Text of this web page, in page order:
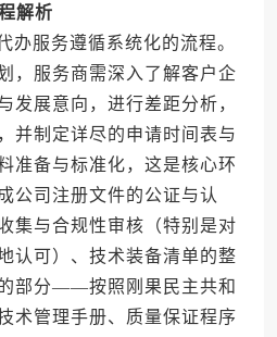
解析
服务遵循系统化的流程。
，服务商需深入了解客户企
发展意向，进行差距分析，
并制定详尽的申请时间表与
准备与标准化，这是核心环
公司注册文件的公证与认
集与合规性审核（特别是对
认可）、技术装备清单的整
部分——按照刚果民主共和
术管理手册、质量保证程序